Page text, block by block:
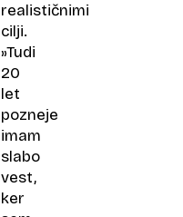
realističnimi
cilji.
»Tudi
20
let
pozneje
imam
slabo
vest,
ker